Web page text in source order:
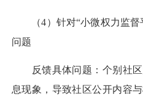
（4）针对“小微权力监督
问题
反馈具体问题：个别社区
息现象，导致社区公开内容